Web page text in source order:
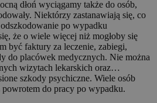
dłoń wyciągamy także do osób,
Niektórzy zastanawiają się, co
po wypadku
że o wiele więcej niż mogłoby się
być faktury za leczenie, zabiegi,
do placówek medycznych. Nie można
wizytach lekarskich oraz…
szkody psychiczne. Wiele osób
do pracy po wypadku.